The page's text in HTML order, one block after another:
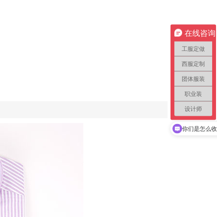
在线咨询
工服定做
西服定制
团体服装
职业装
设计师
你们是怎么